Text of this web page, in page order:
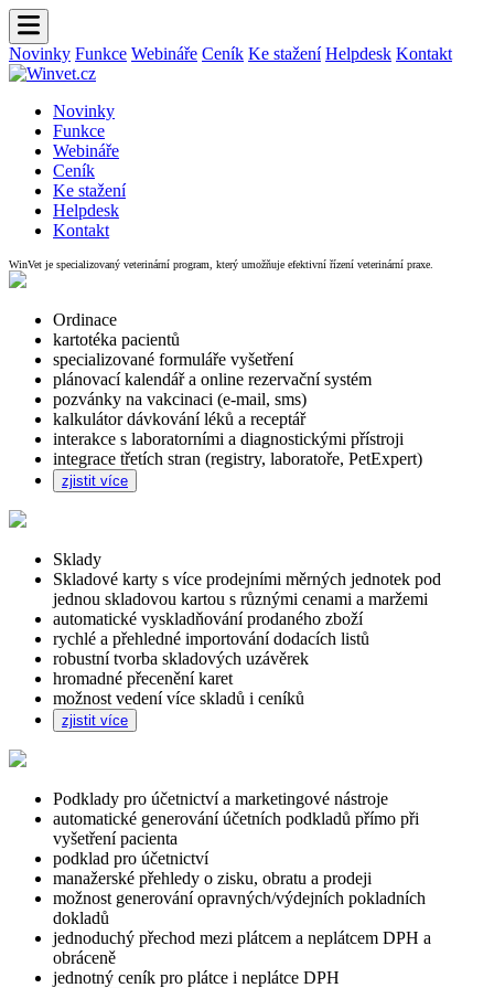
Novinky Funkce Webináře Ceník Ke stažení Helpdesk Kontakt
Novinky
Funkce
Webináře
Ceník
Ke stažení
Helpdesk
Kontakt
WinVet je specializovaný veterinární program, který umožňuje efektivní řízení veterinární praxe.
Ordinace
kartotéka pacientů
specializované formuláře vyšetření
plánovací kalendář a online rezervační systém
pozvánky na vakcinaci (e-mail, sms)
kalkulátor dávkování léků a receptář
interakce s laboratorními a diagnostickými přístroji
integrace třetích stran (registry, laboratoře, PetExpert)
zjistit více
Sklady
Skladové karty s více prodejními měrných jednotek pod
jednou skladovou kartou s různými cenami a maržemi
automatické vyskladňování prodaného zboží
rychlé a přehledné importování dodacích listů
robustní tvorba skladových uzávěrek
hromadné přecenění karet
možnost vedení více skladů i ceníků
zjistit více
Podklady pro účetnictví a marketingové nástroje
automatické generování účetních podkladů přímo při
vyšetření pacienta
podklad pro účetnictví
manažerské přehledy o zisku, obratu a prodeji
možnost generování opravných/výdejních pokladních
dokladů
jednoduchý přechod mezi plátcem a neplátcem DPH a
obráceně
jednotný ceník pro plátce i neplátce DPH